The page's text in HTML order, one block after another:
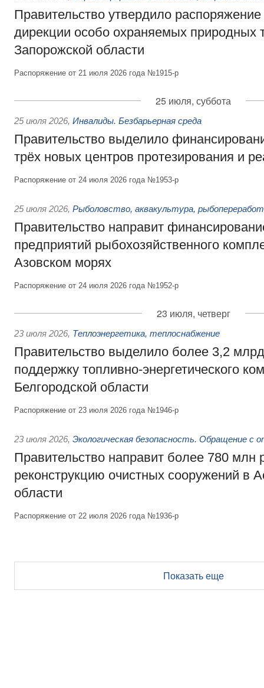
Правительство утвердило
дирекции особо охраняемых природных
Запорожской области
Распоряжение от 21 июля 2026 года №1915-р
25 июля, суббота
25 июля 2026, Инвалиды. Безбарьерная среда
Правительство выделило
трёх новых центров протезирования и
Распоряжение от 24 июля 2026 года №1953-р
25 июля 2026, Рыболовство, аквакультура,
Правительство направит
предприятий рыбохозяйственного
Азовском морях
Распоряжение от 24 июля 2026 года №1952-р
23 июля, четверг
23 июля 2026, Теплоэнергетика, теплоснабжение
Правительство выделило более 3,2
поддержку топливно-энергетического
Белгородской области
Распоряжение от 23 июля 2026 года №1946-р
23 июля 2026, Экологическая безопасность. Обращение с
Правительство направит более 780 млн
реконструкцию очистных сооружений в
области
Распоряжение от 22 июля 2026 года №1936-р
Показать еще